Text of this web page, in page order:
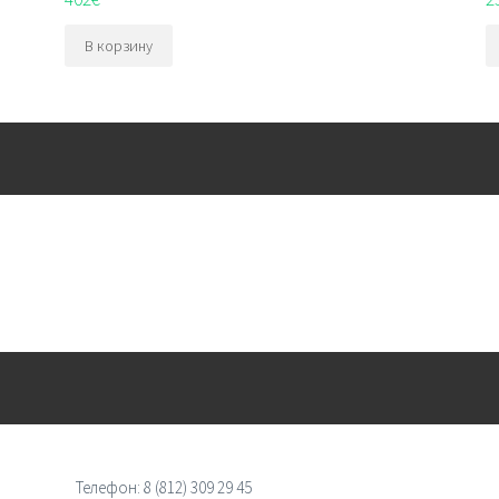
В корзину
Телефон: 8 (812) 309 29 45